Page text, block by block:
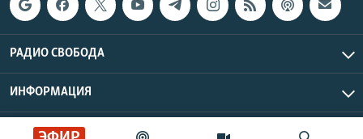
РАДИО СВОБОДА
ИНФОРМАЦИЯ
Радио Свобода © 2026 RFE/RL, Inc. | Все права защищены.